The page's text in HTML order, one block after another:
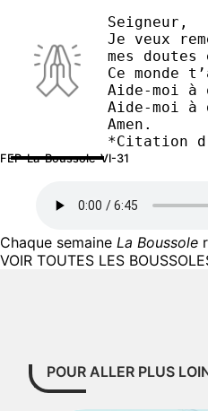
Seigneur,
Je veux
mes
Ce
Aide-moi
Aide-moi
Amen.
*Citation
FEP-La-Boussole-VI-31
Chaque semaine La Boussole
VOIR TOUTES LES
POUR ALLER PLUS